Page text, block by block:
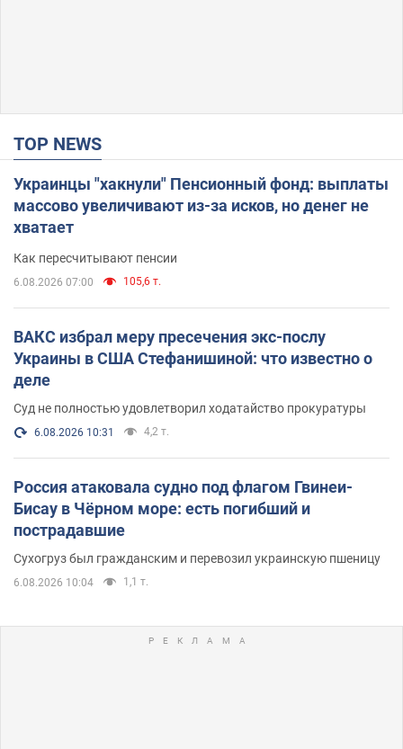
TOP NEWS
Украинцы "хакнули" Пенсионный фонд: выплаты
массово увеличивают из-за исков, но денег не
хватает
Как пересчитывают пенсии
6.08.2026 07:00 105,6 т.
ВАКС избрал меру пресечения экс-послу
Украины в США Стефанишиной: что известно о
деле
Суд не полностью удовлетворил ходатайство прокуратуры
6.08.2026 10:31 4,2 т.
Россия атаковала судно под флагом Гвинеи-
Бисау в Чёрном море: есть погибший и
пострадавшие
Сухогруз был гражданским и перевозил украинскую пшеницу
6.08.2026 10:04 1,1 т.